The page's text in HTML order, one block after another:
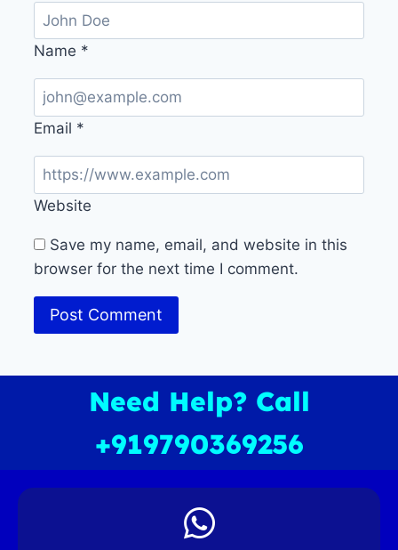
Name *
Email *
Website
Save my name, email, and website in this
browser for the next time I comment.
Need Help? Call
+919790369256